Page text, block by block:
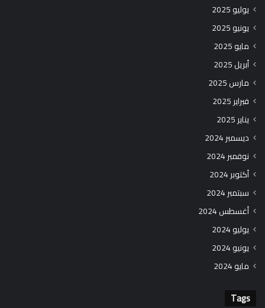
يوليو 2025
يونيو 2025
مايو 2025
أبريل 2025
مارس 2025
فبراير 2025
يناير 2025
ديسمبر 2024
نوفمبر 2024
أكتوبر 2024
سبتمبر 2024
أغسطس 2024
يوليو 2024
يونيو 2024
مايو 2024
Tags